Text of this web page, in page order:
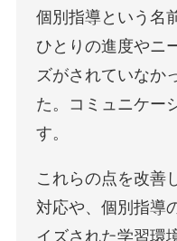
個別指導という名
ひとりの進度やニ
ズがされていなか
た。コミュニケー
す。
これらの点を改善
対応や、個別指導
イズされた学習環